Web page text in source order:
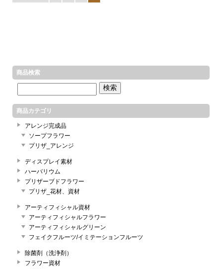
商品検索
商品カテゴリ
アレンジ完成品
ソープフラワー
プリザ_アレンジ
ディスプレイ素材
ハーバリウム
プリザーブドフラワー
プリザ_花材、資材
アーティフィシャル資材
アーティフィシャルフラワー
アーティフィシャルグリーン
フェイクフルーツ/イミテーションフルーツ
除菌剤（洗浄剤）
フラワー資材